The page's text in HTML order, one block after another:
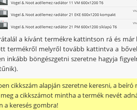
a kívánt termékre kattintson rá és már
termékről melyről tovább kattintva a
inkább böngészgetni szeretne hagyja
cikkszám alapján szeretne keresni, a beíró
a cikkszámot mintha a termék nevét
a keresés gombra!